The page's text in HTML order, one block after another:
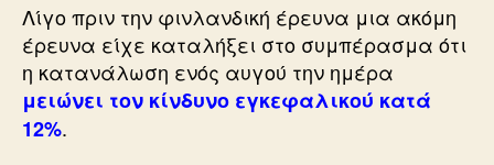
Λίγο πριν την φινλανδική έρευνα μια ακόμη
έρευνα είχε καταλήξει στο συμπέρασμα ότι
η κατανάλωση ενός αυγού την ημέρα
μειώνει τον κίνδυνο εγκεφαλικού κατά
12%.